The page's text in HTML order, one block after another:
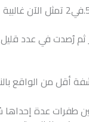
رُصدت في عدد
أقل من الواقع